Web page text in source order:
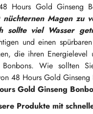
Hours Gold Ginseng
Magen zu
sollte viel Wasser
und einen
die ihren Energielevel
Wie sollten
48 Hours Gold
Gold Ginseng
Produkte mit